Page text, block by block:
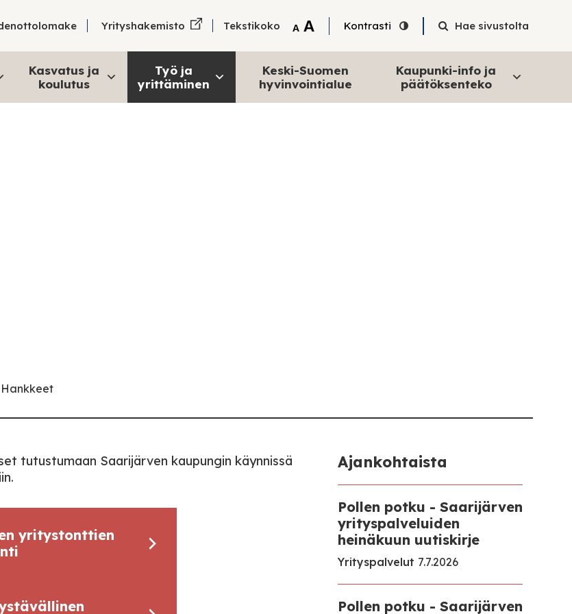
Yrityshakemisto Tekstikoko A Tekstin pienentäminen
A Tekstin suurentaminen
Kontrasti Hae sivustolta
Kasvatus ja
koulutus
Työ ja
yrittäminen
Keski-Suomen
hyvinvointialue
Kaupunki-info ja
päätöksenteko
Hankkeet
tutustumaan Saarijärven kaupungin käynnissä
yritystonttien
Ajankohtaista
Pollen potku - Saarijärven
yrityspalveluiden
heinäkuun uutiskirje
Yrityspalvelut 7.7.2026
Pollen potku - Saarijärven